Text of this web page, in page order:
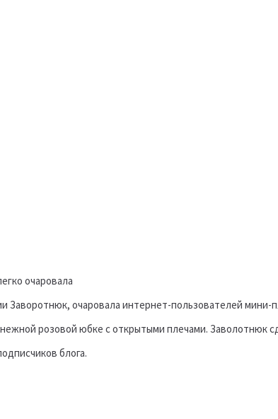
Заворотнюк, очаровала интернет-пользователей
розовой юбке с открытыми плечами. Заволотнюк
блога.